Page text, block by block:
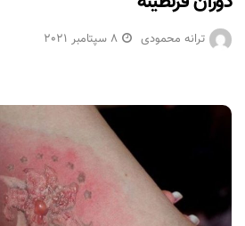
ترانه محمودی 8 سپتامبر 2021